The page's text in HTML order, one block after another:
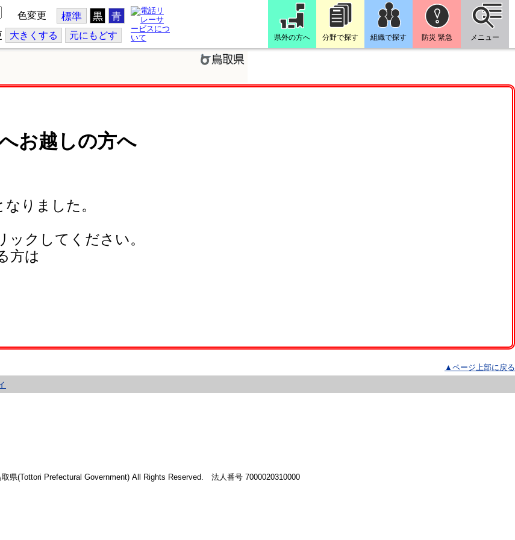
色変更 標準 黒 青
大きくする 元にもどす 県外の方へ 分野で探す 組織で探す 防災 緊急 メニュー
お越しの方へ
りました。
クしてください。
方は
▲ページ上部に戻る
取県(Tottori Prefectural Government) All Rights Reserved. 法人番号 7000020310000